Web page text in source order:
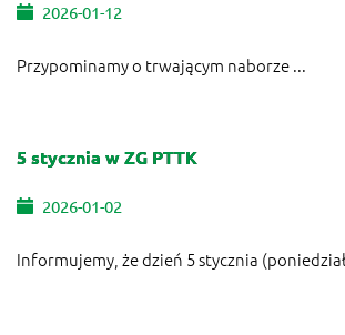
2026-01-12
Przypominamy o trwającym naborze ...
5 stycznia w ZG PTTK
2026-01-02
Informujemy, że dzień 5 stycznia